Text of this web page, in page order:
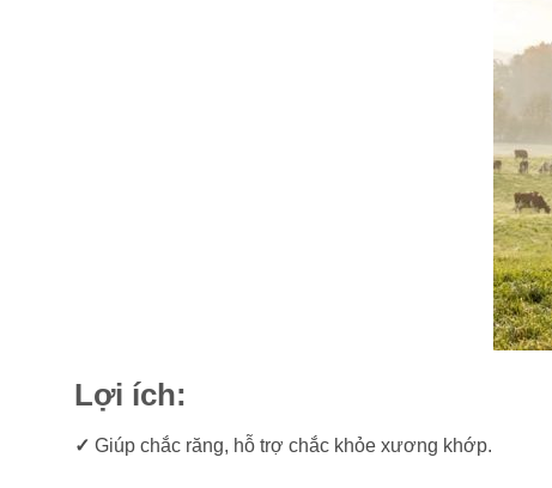
Lợi ích:
✓ Giúp chắc răng, hỗ trợ chắc khỏe xương khớp.